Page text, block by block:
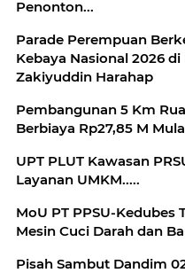
Penonton...
Parade Perempuan
Kebaya Nasional 2026
Zakiyuddin Harahap
Pembangunan 5 Km
Berbiaya Rp27,85 M
UPT PLUT Kawasan
Layanan UMKM.....
MoU PT PPSU-
Mesin Cuci Darah dan
Pisah Sambut Dandim